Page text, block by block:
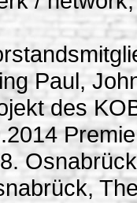
Paul,
des